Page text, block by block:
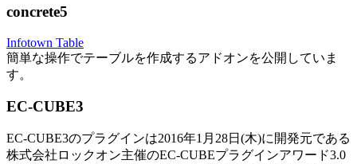
concrete5
Infotown Table
簡単な操作でテーブルを作成するアドオンを公開していま
す。
EC-CUBE3
EC-CUBE3のプラグインは2016年1月28日(木)に開発元である
株式会社ロックオン主催のEC-CUBEプラグインアワード3.0